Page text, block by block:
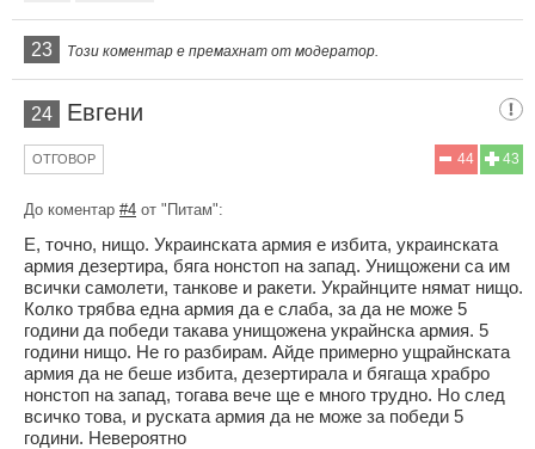
23 Този коментар е премахнат от модератор.
24 Евгени
43
44
ОТГОВОР
До коментар #4 от "Питам":
Е, точно, нищо. Украинската армия е избита, украинската
армия дезертира, бяга нонстоп на запад. Унищожени са им
всички самолети, танкове и ракети. Украйнците нямат нищо.
Колко трябва една армия да е слаба, за да не може 5
години да победи такава унищожена украйнска армия. 5
години нищо. Не го разбирам. Айде примерно ущрайнската
армия да не беше избита, дезертирала и бягаща храбро
нонстоп на запад, тогава вече ще е много трудно. Но след
всичко това, и руската армия да не може за победи 5
години. Невероятно